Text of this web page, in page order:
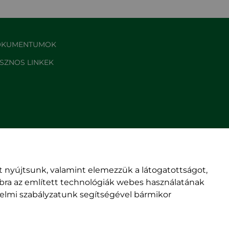
LINKEK
nyújtsunk, valamint elemezzük a látogatottságot,
az említett technológiák webes használatának
szabályzatunk segítségével bármikor